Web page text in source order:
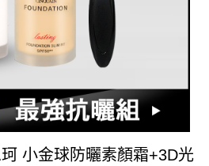
珂 小金球防曬素顏霜+3D光